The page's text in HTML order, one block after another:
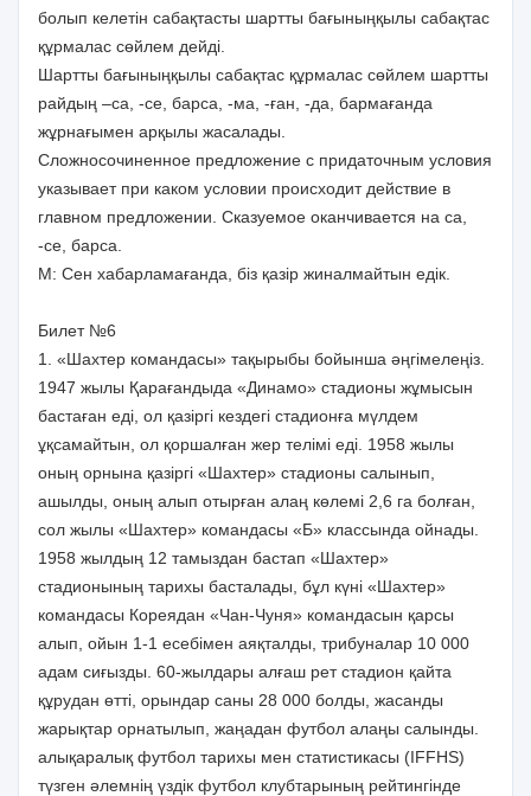
болып келетін сабақтасты шартты бағыныңқылы сабақтас
құрмалас сөйлем дейді.
Шартты бағыныңқылы сабақтас құрмалас сөйлем шартты
райдың –са, -се, барса, -ма, -ған, -да, бармағанда
жұрнағымен арқылы жасалады.
Сложносочиненное предложение с придаточным условия
указывает при каком условии происходит действие в
главном предложении. Сказуемое оканчивается на са,
-се, барса.
М: Сен хабарламағанда, біз қазір жиналмайтын едік.
Билет №6
1. «Шахтер командасы» тақырыбы бойынша әңгімелеңіз.
1947 жылы Қарағандыда «Динамо» стадионы жұмысын
бастаған еді, ол қазіргі кездегі стадионға мүлдем
ұқсамайтын, ол қоршалған жер телімі еді. 1958 жылы
оның орнына қазіргі «Шахтер» стадионы салынып,
ашылды, оның алып отырған алаң көлемі 2,6 га болған,
сол жылы «Шахтер» командасы «Б» классында ойнады.
1958 жылдың 12 тамыздан бастап «Шахтер»
стадионының тарихы басталады, бұл күні «Шахтер»
командасы Кореядан «Чан-Чуня» командасын қарсы
алып, ойын 1-1 есебімен аяқталды, трибуналар 10 000
адам сиғызды. 60-жылдары алғаш рет стадион қайта
құрудан өтті, орындар саны 28 000 болды, жасанды
жарықтар орнатылып, жаңадан футбол алаңы салынды.
алықаралық футбол тарихы мен статистикасы (IFFHS)
түзген әлемнің үздік футбол клубтарының рейтингінде